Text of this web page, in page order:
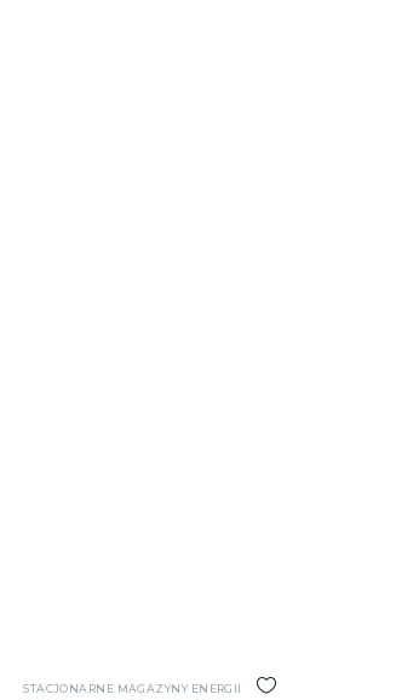
STACJONARNE MAGAZYNY ENERGII